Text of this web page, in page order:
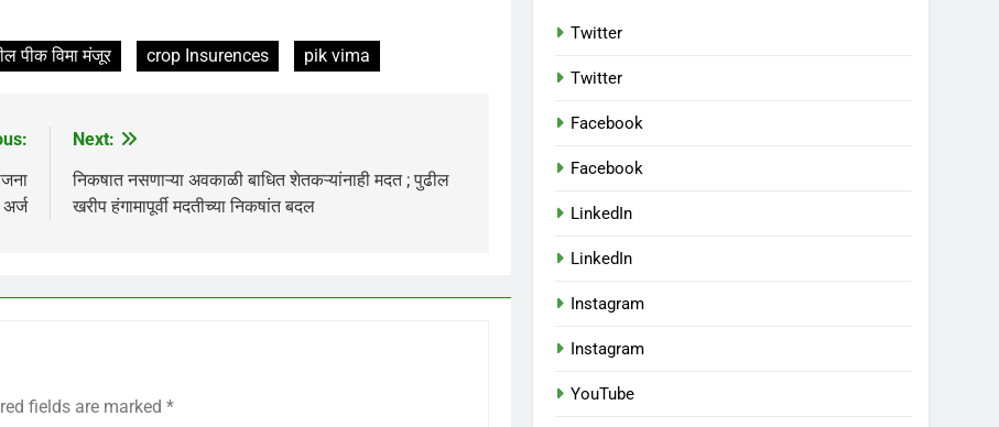
पीक विमा मंजूर crop Insurences pik vima
Next:
निकषात नसणाऱ्या अवकाळी बाधित शेतकऱ्यांनाही मदत ; पुढील
खरीप हंगामापूर्वी मदतीच्या निकषांत बदल
fields are marked *
Twitter
Twitter
Facebook
Facebook
LinkedIn
LinkedIn
Instagram
Instagram
YouTube